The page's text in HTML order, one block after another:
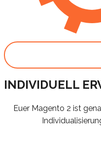
INDIVIDUELL
Euer Magento 2 ist